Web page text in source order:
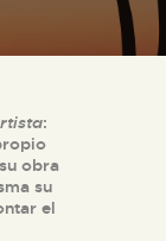
:
obra
su
el